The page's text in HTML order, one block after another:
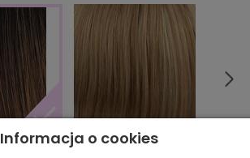
18/22/12/8R
Informacja o cookies